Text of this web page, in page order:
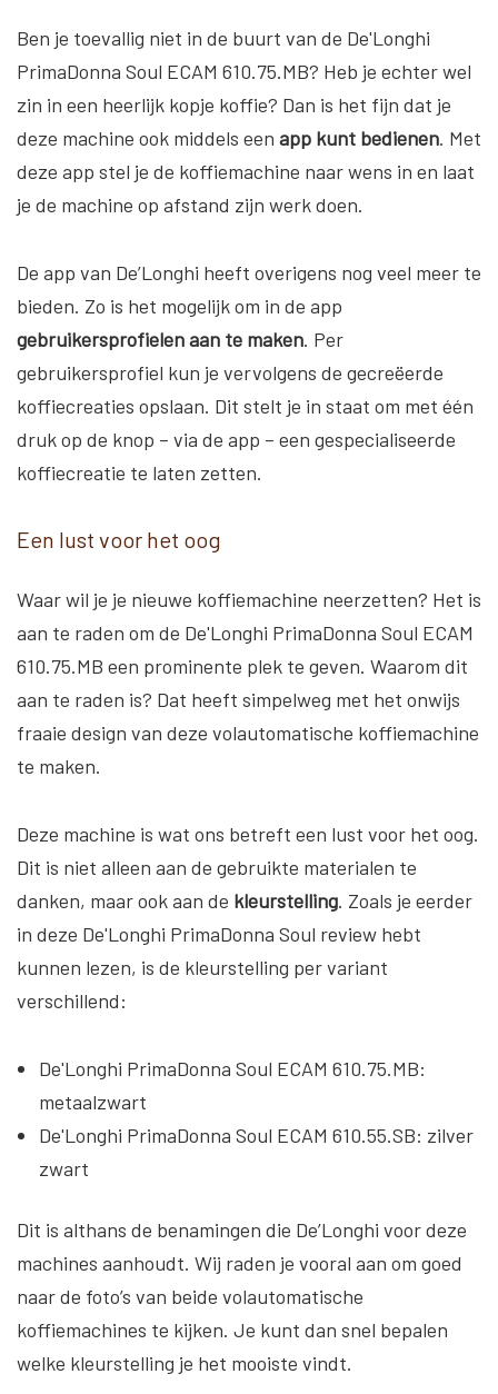
Ben je toevallig niet in de buurt van de De'Longhi
PrimaDonna Soul ECAM 610.75.MB? Heb je echter wel
zin in een heerlijk kopje koffie? Dan is het fijn dat je
deze machine ook middels een app kunt bedienen. Met
deze app stel je de koffiemachine naar wens in en laat
je de machine op afstand zijn werk doen.
De app van De’Longhi heeft overigens nog veel meer te
bieden. Zo is het mogelijk om in de app
gebruikersprofielen aan te maken. Per
gebruikersprofiel kun je vervolgens de gecreëerde
koffiecreaties opslaan. Dit stelt je in staat om met één
druk op de knop – via de app – een gespecialiseerde
koffiecreatie te laten zetten.
Een lust voor het oog
Waar wil je je nieuwe koffiemachine neerzetten? Het is
aan te raden om de De'Longhi PrimaDonna Soul ECAM
610.75.MB een prominente plek te geven. Waarom dit
aan te raden is? Dat heeft simpelweg met het onwijs
fraaie design van deze volautomatische koffiemachine
te maken.
Deze machine is wat ons betreft een lust voor het oog.
Dit is niet alleen aan de gebruikte materialen te
danken, maar ook aan de kleurstelling. Zoals je eerder
in deze De'Longhi PrimaDonna Soul review hebt
kunnen lezen, is de kleurstelling per variant
verschillend:
De'Longhi PrimaDonna Soul ECAM 610.75.MB:
metaalzwart
De'Longhi PrimaDonna Soul ECAM 610.55.SB: zilver
zwart
Dit is althans de benamingen die De’Longhi voor deze
machines aanhoudt. Wij raden je vooral aan om goed
naar de foto’s van beide volautomatische
koffiemachines te kijken. Je kunt dan snel bepalen
welke kleurstelling je het mooiste vindt.